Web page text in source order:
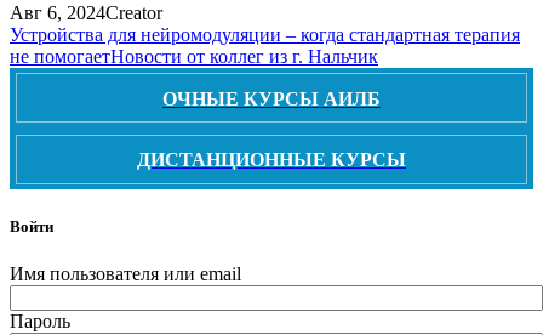
Авг 6, 2024Creator
Устройства для нейромодуляции – когда стандартная терапия
не помогаетНовости от коллег из г. Нальчик
ОЧНЫЕ КУРСЫ АИЛБ
ДИСТАНЦИОННЫЕ КУРСЫ
Войти
Имя пользователя или email
Пароль